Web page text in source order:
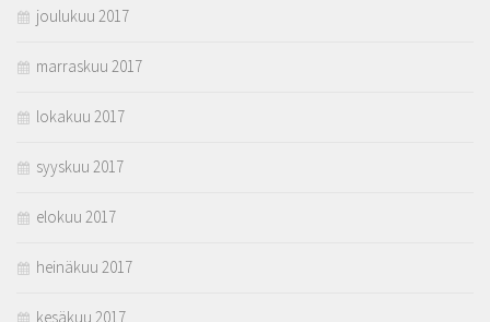
joulukuu 2017
marraskuu 2017
lokakuu 2017
syyskuu 2017
elokuu 2017
heinäkuu 2017
kesäkuu 2017